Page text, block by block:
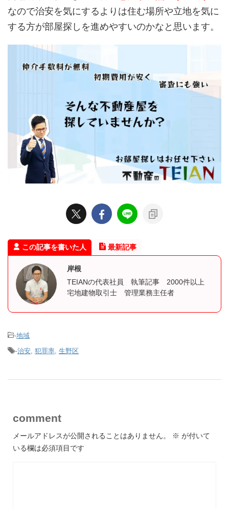
なので治安を気にするよりは住む場所や立地を気に
する方が部屋探しを進めやすいのかなと思います。
この記事を書いた人 最新記事
岸根
TEIANの代表社員 執筆記事 2000件以上
宅地建物取引士 管理業務主任者
-地域
-治安 犯罪率 生野区
comment
メールアドレスが公開されることはありません。 ※ が付いて
いる欄は必須項目です